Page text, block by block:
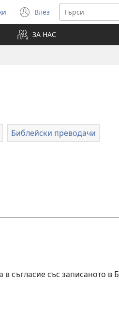
Влез
(отваря
нов
прозорец)
ЗА НАС
Библейски преводачи
съгласие със записаното в